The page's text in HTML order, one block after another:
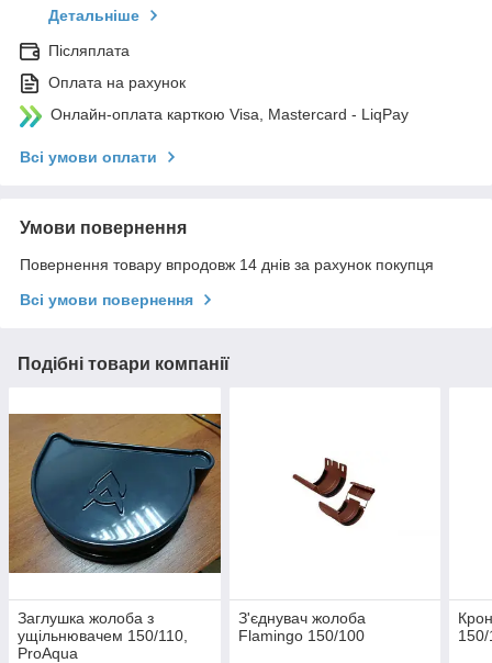
Детальніше
Післяплата
Оплата на рахунок
Онлайн-оплата карткою Visa, Mastercard - LiqPay
Всі умови оплати
Умови повернення
Повернення товару впродовж 14 днів за рахунок покупця
Всі умови повернення
Подібні товари компанії
Заглушка жолоба з
ущільнювачем 150/110,
ProAqua
З'єднувач жолоба
Flamingo 150/100